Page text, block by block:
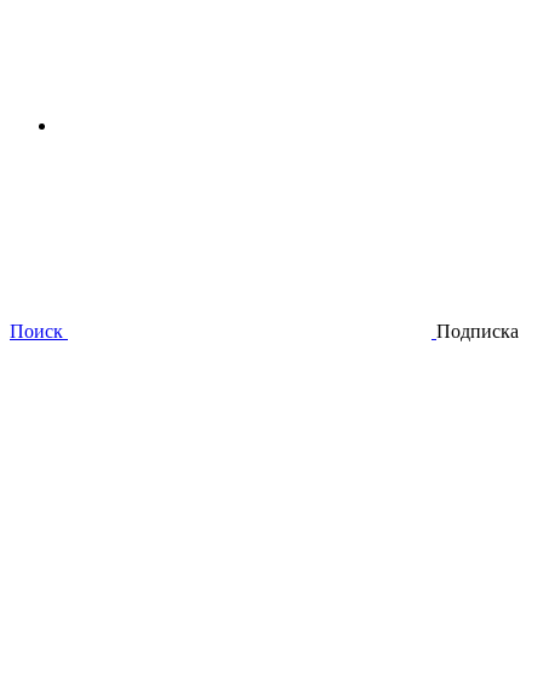
Поиск Подписка